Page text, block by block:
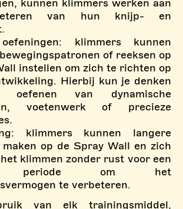
kunnen klimmers werken aan
van hun knijp- en
klimmers kunnen
of reeksen op
instellen om zich te richten op
Hierbij kun je denken
van dynamische
voetenwerk of precieze
klimmers kunnen langere
op de Spray Wall en zich
klimmen zonder rust voor een
periode om het
te verbeteren.
van elk trainingsmiddel,